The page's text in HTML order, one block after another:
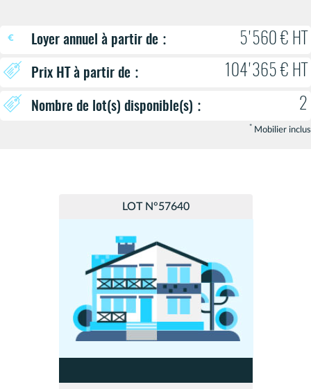
Loyer annuel à partir de : 5'560 € HT
Prix HT à partir de : 104'365 € HT
Nombre de lot(s) disponible(s) : 2
* Mobilier inclus
LOT N°57640